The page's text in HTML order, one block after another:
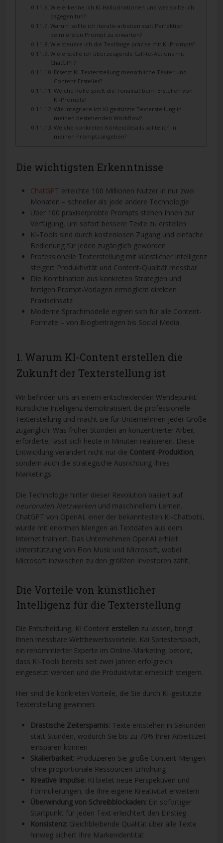
Wie erkenne ich KI-Halluzinationen und was sollte ich
dagegen tun?
Warum sollte ich iterativ arbeiten statt Perfektion
beim ersten Prompt zu erwarten?
Wie steuere ich die Textlänge präzise mit KI-Prompts?
Wie erstelle ich überzeugende Call-to-Actions mit
ChatGPT?
Ersetzt KI-Texterstellung menschliche Texter und
Content-Ersteller?
Welche Rolle spielt die Tonalität beim Erstellen von
KI-Prompts?
Wie integriere ich KI-gestützte Texterstellung in
meinen bestehenden Workflow?
Welche konkreten Kontextdetails sollte ich in
meinen Prompts angeben?
Die wichtigsten Erkenntnisse
ChatGPT erreichte 100 Millionen Nutzer in nur zwei
Monaten – schneller als jede andere Technologie
Über 100 praxiserprobte Prompts stehen Ihnen zur
Verfügung, um sofort bessere Texte zu erstellen
KI-Tools sind durch kostenlosen Zugang und einfache
Bedienung für jeden zugänglich geworden
Professionelle Texterstellung mit künstlicher Intelligenz
steigert Produktivität und Content-Qualität messbar
Die Kombination aus konkreten Strategien und
fertigen Prompt-Vorlagen ermöglicht direkten
Praxiseinsatz
Moderne Sprachmodelle eignen sich für alle Content-
Formate – von Blogbeiträgen bis Social Media
1. Warum KI-Content erstellen die
Zukunft der Texterstellung ist
Wir befinden uns an einem entscheidenden Wendepunkt:
Künstliche Intelligenz demokratisiert die professionelle
Texterstellung und macht sie für Unternehmen jeder Größe
zugänglich. Was früher Stunden an konzentrierter Arbeit
erforderte, lässt sich heute in Minuten realisieren. Diese
Entwicklung verändert nicht nur die Content-Produktion,
sondern auch die strategische Ausrichtung Ihres
Marketings.
Die Technologie hinter dieser Revolution basiert auf
neuronalen Netzwerken und maschinellem Lernen.
ChatGPT von OpenAI, einer der bekanntesten KI-Chatbots,
wurde mit enormen Mengen an Textdaten aus dem
Internet trainiert. Das Unternehmen OpenAI erhielt
Unterstützung von Elon Musk und Microsoft, wobei
Microsoft inzwischen zu den größten Investoren zählt.
Die Vorteile von künstlicher
Intelligenz für die Texterstellung
Die Entscheidung, KI Content erstellen zu lassen, bringt
Ihnen messbare Wettbewerbsvorteile. Kai Spriestersbach,
ein renommierter Experte im Online-Marketing, betont,
dass KI-Tools bereits seit zwei Jahren erfolgreich
eingesetzt werden und die Produktivität erheblich steigern.
Hier sind die konkreten Vorteile, die Sie durch KI-gestützte
Texterstellung gewinnen:
Drastische Zeitersparnis: Texte entstehen in Sekunden
statt Stunden, wodurch Sie bis zu 70% Ihrer Arbeitszeit
einsparen können
Skalierbarkeit: Produzieren Sie große Content-Mengen
ohne proportionale Ressourcen-Erhöhung
Kreative Impulse: KI bietet neue Perspektiven und
Formulierungen, die Ihre eigene Kreativität erweitern
Überwindung von Schreibblockaden: Ein sofortiger
Startpunkt für jeden Text erleichtert den Einstieg
Konsistenz: Gleichbleibende Qualität über alle Texte
hinweg sichert Ihre Markenidentität